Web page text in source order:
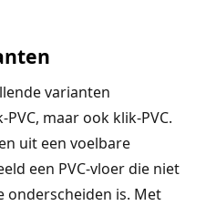
varianten
maar ook klik-PVC.
uit een voelbare
een PVC-vloer die niet
onderscheiden is. Met